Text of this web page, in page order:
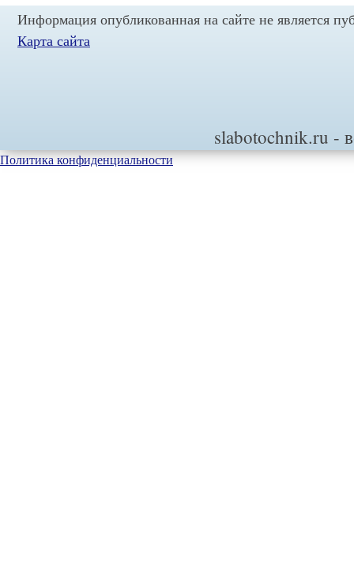
Информация опубликованная на сайте не является
Карта сайта
slabotochnik.ru -
Политика конфиденциальности